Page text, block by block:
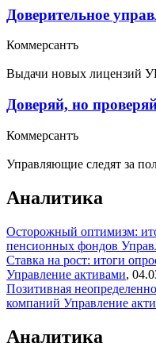
Доверительное
Коммерсантъ
Выдачи новых лицензий
Доверяй, но
Коммерсантъ
Управляющие следят за
Аналитика
Осторожный оптимизм:
пенсионных фондов
Ставка на рост: итоги
Управление активами,
Позитивная
компаний Управление
Аналитика